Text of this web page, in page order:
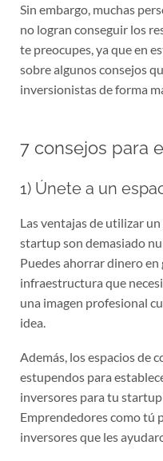
Sin embargo, muchas
no logran conseguir los
te preocupes, ya que en
sobre algunos consejos
inversionistas de forma
7 consejos para
1) Únete a un
Las ventajas de utilizar
startup son demasiado
Puedes ahorrar dinero en
infraestructura que
una imagen profesional
idea.
Además, los espacios de
estupendos para
inversores para tu startup
Emprendedores como tú
inversores que les